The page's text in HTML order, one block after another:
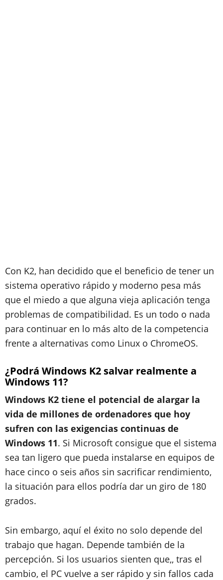
Con K2, han decidido que el beneficio de tener un
sistema operativo rápido y moderno pesa más
que el miedo a que alguna vieja aplicación tenga
problemas de compatibilidad. Es un todo o nada
para continuar en lo más alto de la competencia
frente a alternativas como Linux o ChromeOS.
¿Podrá Windows K2 salvar realmente a
Windows 11?
Windows K2 tiene el potencial de alargar la
vida de millones de ordenadores que hoy
sufren con las exigencias continuas de
Windows 11. Si Microsoft consigue que el sistema
sea tan ligero que pueda instalarse en equipos de
hace cinco o seis años sin sacrificar rendimiento,
la situación para ellos podría dar un giro de 180
grados.
Sin embargo, aquí el éxito no solo depende del
trabajo que hagan. Depende también de la
percepción. Si los usuarios sienten que,, tras el
cambio, el PC vuelve a ser rápido y sin fallos cada